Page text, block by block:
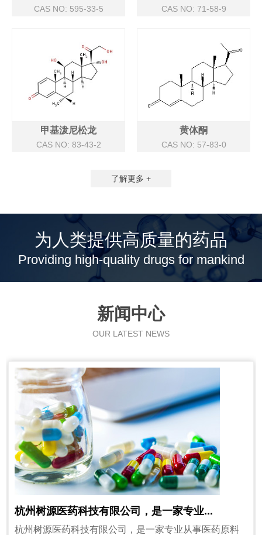
CAS NO: 595-33-5 CAS NO: 71-58-9
甲基泼尼松龙
CAS NO: 83-43-2
黄体酮
CAS NO: 57-83-0
了解更多 +
为人类提供高质量的药品
Providing high-quality drugs for mankind
新闻中心
OUR LATEST NEWS
杭州树源医药科技有限公司，是一家专业...
杭州树源医药科技有限公司，是一家专业从事医药原料